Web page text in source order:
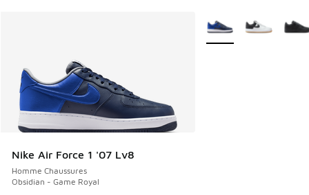
Nike Air Force 1 '07 Lv8
Homme Chaussures
Obsidian - Game Royal
Plus de couleurs